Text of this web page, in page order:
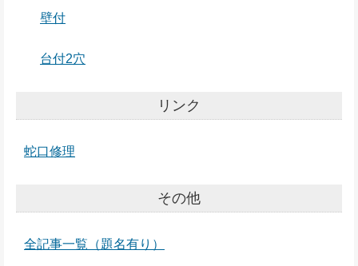
壁付
台付2穴
リンク
蛇口修理
その他
全記事一覧（題名有り）